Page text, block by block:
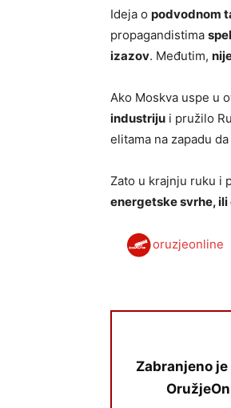
Ideja o podvodnom
propagandistima
izazov. Međutim,
Ako Moskva uspe u
industriju i pružilo
elitama na zapadu
Zato u krajnju ruku i
energetske svrhe,
oruzjeonline
Zabranjeno